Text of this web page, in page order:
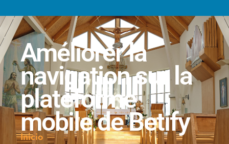
Améliorer la
navigation sur la
plateforme
mobile de Betify
Inicio